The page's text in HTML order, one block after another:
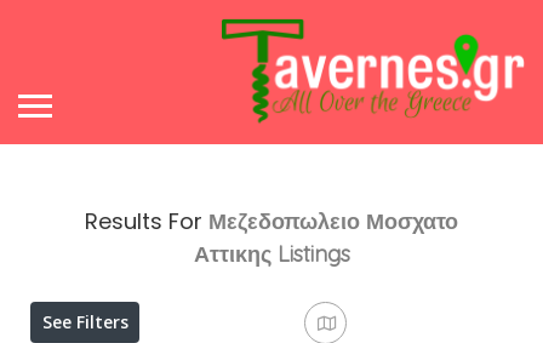
Results For Μεζεδοπωλειο Μοσχατο
Αττικης Listings
See Filters